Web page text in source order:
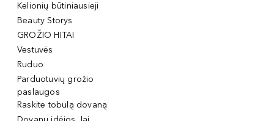
Kelionių būtiniausieji
Beauty Storys
GROŽIO HITAI
Vestuvės
Ruduo
Parduotuvių grožio
paslaugos
Raskite tobulą dovaną